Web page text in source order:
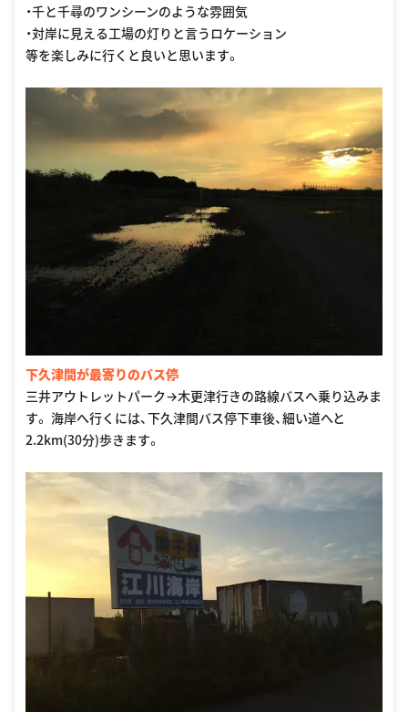
・千と千尋のワンシーンのような雰囲気
・対岸に見える工場の灯りと言うロケーション
等を楽しみに行くと良いと思います。
下久津間が最寄りのバス停
三井アウトレットパーク→木更津行きの路線バスへ乗り込みま
す。 海岸へ行くには、下久津間バス停下車後、細い道へと
2.2km(30分)歩きます。